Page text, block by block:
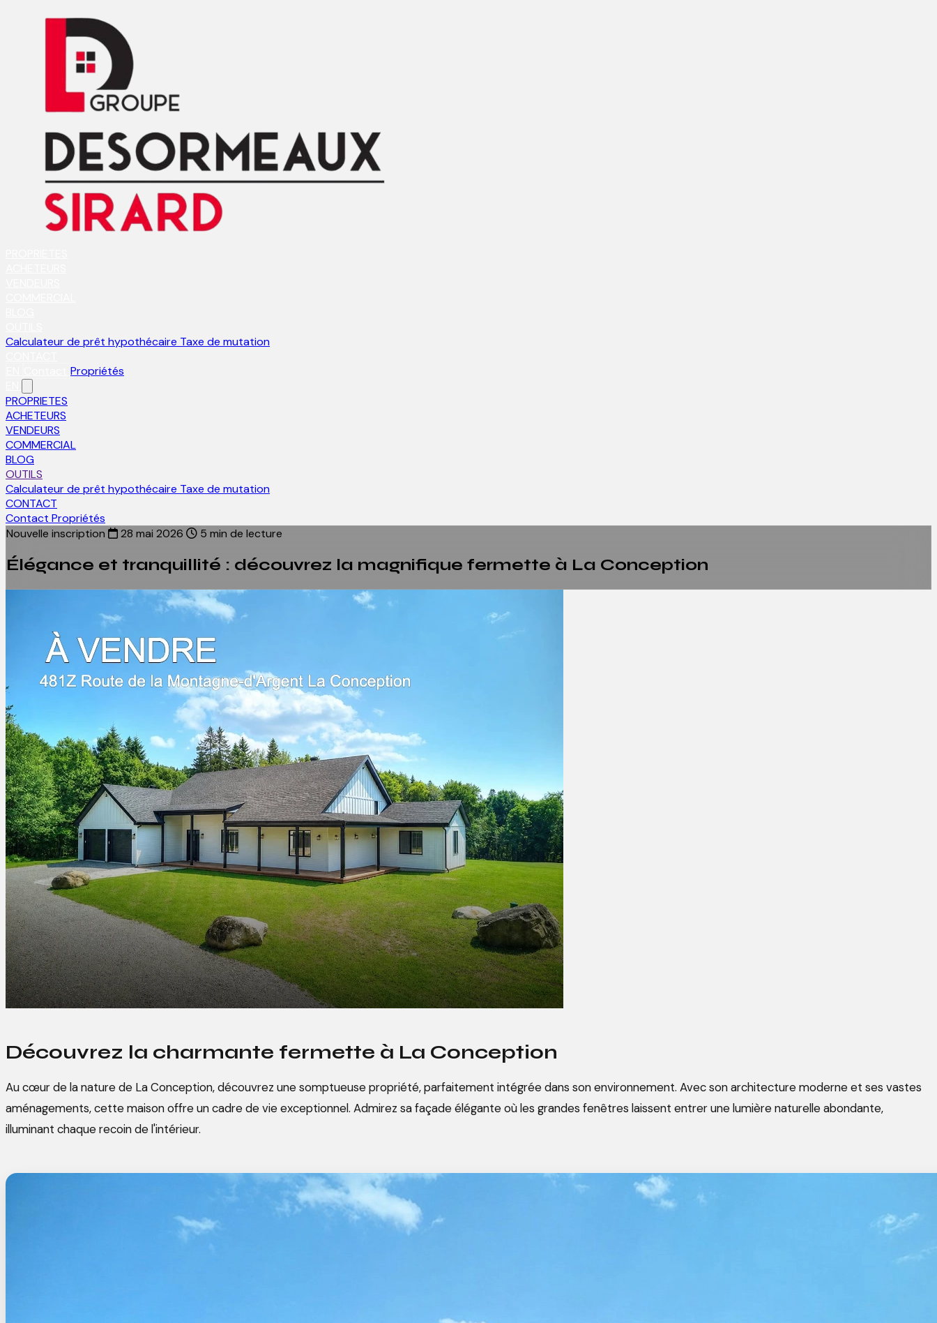
Calculateur de prêt hypothécaire Taxe de mutation
Propriétés
PROPRIETES
ACHETEURS
VENDEURS
COMMERCIAL
BLOG
OUTILS
Calculateur de prêt hypothécaire Taxe de mutation
CONTACT
Contact Propriétés
Nouvelle inscription
28 mai 2026 5 min de lecture
Élégance et tranquillité : découvrez la magnifique fermette à La Conception
Découvrez la charmante fermette à La Conception
Au cœur de la nature de La Conception, découvrez une somptueuse propriété, parfaitement intégrée dans son environnement. Avec son architecture moderne et ses vastes
aménagements, cette maison offre un cadre de vie exceptionnel. Admirez sa façade élégante où les grandes fenêtres laissent entrer une lumière naturelle abondante,
illuminant chaque recoin de l'intérieur.